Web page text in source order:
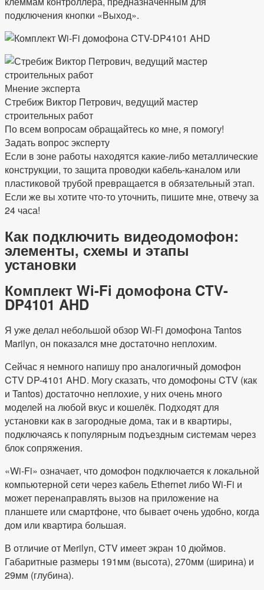
подключения кнопки «Выход».
Мнение эксперта
Стребиж Виктор Петрович, ведущий мастер
строительных работ
По всем вопросам обращайтесь ко мне, я помогу!
Задать вопрос эксперту
Если в зоне работы находятся какие-либо металлические
конструкции, то защита проводки кабель-каналом или
пластиковой трубой превращается в обязательный этап.
Если же вы хотите что-то уточнить, пишите мне, отвечу за
24 часа!
Как подключить видеодомофон:
элементы, схемы и этапы
установки
Комплект Wi-Fi домофона CTV-
DP4101 AHD
Я уже делал небольшой обзор Wi-Fi домофона Tantos
Marilyn, он показался мне достаточно неплохим.
Сейчас я немного напишу про аналогичный домофон
CTV DP-4101 AHD. Могу сказать, что домофоны CTV (как
и Tantos) достаточно неплохие, у них очень много
моделей на любой вкус и кошелёк. Подходят для
установки как в загородные дома, так и в квартиры,
подключаясь к популярным подъездным системам через
блок сопряжения.
«Wi-Fi» означает, что домофон подключается к локальной
компьютерной сети через кабель Ethernet либо Wi-Fi и
может перенаправлять вызов на приложение на
планшете или смартфоне, что бывает очень удобно, когда
дом или квартира большая.
В отличие от Merilyn, CTV имеет экран 10 дюймов.
Габаритные размеры 191мм (высота), 270мм (ширина) и
29мм (глубина).